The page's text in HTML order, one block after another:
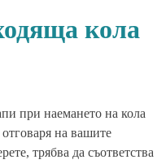
кола
при наемането на кола
на вашите
трябва да съответства